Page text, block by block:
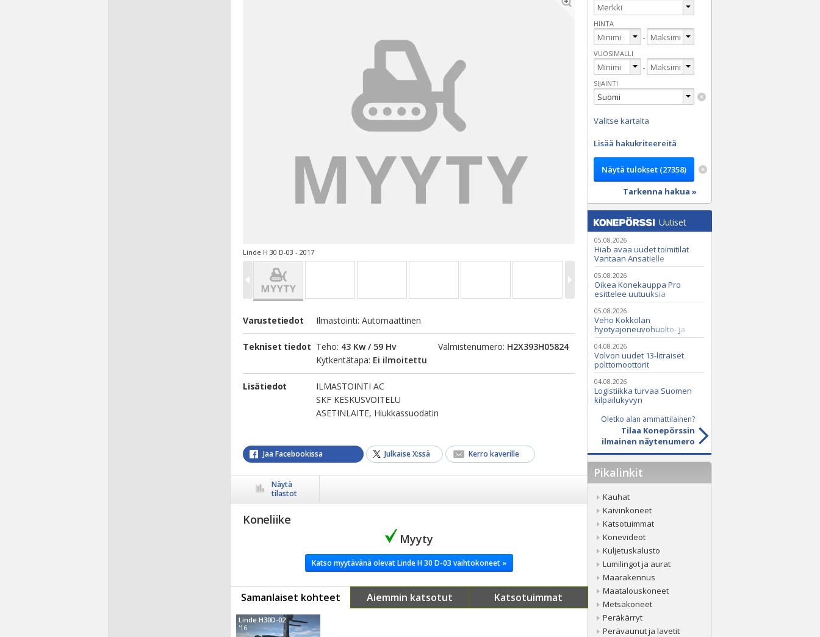
Linde H 30 D-03 - 2017
Varustetiedot Ilmastointi: Automaattinen
Tekniset tiedot Teho: 43 Kw / 59 Hv
Kytkentätapa: Ei ilmoitettu
Valmistenumero: H2X393H05824
Lisätiedot
ILMASTOINTI AC
SKF KESKUSVOITELU
ASETINLAITE, Hiukkassuodatin
Jaa Facebookissa Julkaise X:ssä Kerro kaverille
Näytä
tilastot
Koneliike
Myyty
Katso myytävänä olevat Linde H 30 D-03 vaihtokoneet »
Samanlaiset kohteet Aiemmin katsotut Katsotuimmat
Linde H30D-02
'16
HINTA
-
VUOSIMALLI
-
SIJAINTI
Valitse kartalta
Lisää hakukriteereitä
Tarkenna hakua »
Uutiset
05.08.2026
Hiab avaa uudet toimitilat
Vantaan Ansatielle
05.08.2026
Oikea Konekauppa Pro
esittelee uutuuksia
ammattikäyttöön
05.08.2026
Veho Kokkolan
hyötyajoneuvohuolto- ja
varaosatoiminnot Q2 Service
Oy:lle lokakuussa
04.08.2026
Volvon uudet 13-litraiset
polttomoottorit
04.08.2026
Logistiikka turvaa Suomen
kilpailukyvyn
Oletko alan ammattilainen?
Tilaa Konepörssin
ilmainen näytenumero
Pikalinkit
Kauhat
Kaivinkoneet
Katsotuimmat
Konevideot
Kuljetuskalusto
Lumilingot ja aurat
Maarakennus
Maatalouskoneet
Metsäkoneet
Peräkärryt
Perävaunut ja lavetit